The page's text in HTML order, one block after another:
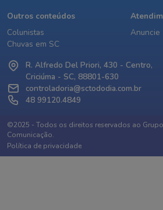
Outros conteúdos
Colunistas
Chuvas em SC
Anuncie
R. Alfredo Del Priori, 430 - Centro,
Criciúma - SC, 88801-630
controladoria@sctododia.com.br
48 99120.4849
©2025 - Todos os direitos reservados ao
Comunicação.
Política de privacidade